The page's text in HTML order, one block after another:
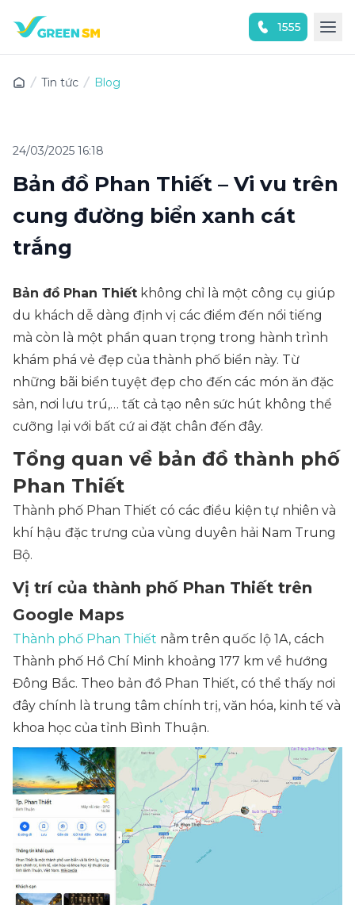
1555
Tin tức Blog
24/03/2025 16:18
Bản đồ Phan Thiết – Vi vu trên
cung đường biển xanh cát
trắng
Bản đồ Phan Thiết không chỉ là một công cụ giúp
du khách dễ dàng định vị các điểm đến nổi tiếng
mà còn là một phần quan trọng trong hành trình
khám phá vẻ đẹp của thành phố biển này. Từ
những bãi biển tuyệt đẹp cho đến các món ăn đặc
sản, nơi lưu trú,… tất cả tạo nên sức hút không thể
cưỡng lại với bất cứ ai đặt chân đến đây.
Tổng quan về bản đồ thành phố
Phan Thiết
Thành phố Phan Thiết có các điều kiện tự nhiên và
khí hậu đặc trưng của vùng duyên hải Nam Trung
Bộ.
Vị trí của thành phố Phan Thiết trên
Google Maps
Thành phố Phan Thiết nằm trên quốc lộ 1A, cách
Thành phố Hồ Chí Minh khoảng 177 km về hướng
Đông Bắc. Theo bản đồ Phan Thiết, có thể thấy nơi
đây chính là trung tâm chính trị, văn hóa, kinh tế và
khoa học của tỉnh Bình Thuận.